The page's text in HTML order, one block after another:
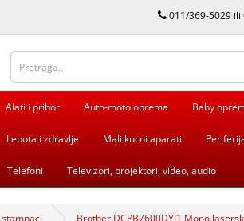
011/369-5029
Alati i pribor Auto-moto oprema Baby
Lepota i zdravlje Mali kucni aparati
Telefoni Televizori, projektori, video, audio
Brother DCPB7600DYJ1 Mono